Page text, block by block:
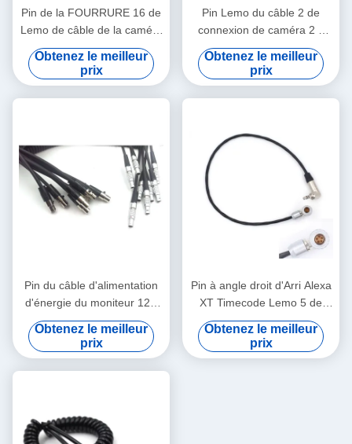
Pin de la FOURRURE 16 de
Lemo de câble de la caméra
EVF d'Arri Alexa au câble de
viseur de Pin de FGG 16
Obtenez le meilleur
prix
Pin Lemo du câble 2 de
connexion de caméra 2 à
Pin Lemo pour un boulon de
Teradek
Obtenez le meilleur
prix
Pin du câble d'alimentation
d'énergie du moniteur 12V
d'Arri 2 Lemo Alexa 4 au fil
de logique de Pin XLR TV
Obtenez le meilleur
prix
Pin à angle droit d'Arri Alexa
XT Timecode Lemo 5 de
câble de connexion de
caméra à Jack 3.5mm
Obtenez le meilleur
prix